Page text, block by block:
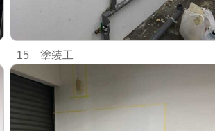
15 塗装工